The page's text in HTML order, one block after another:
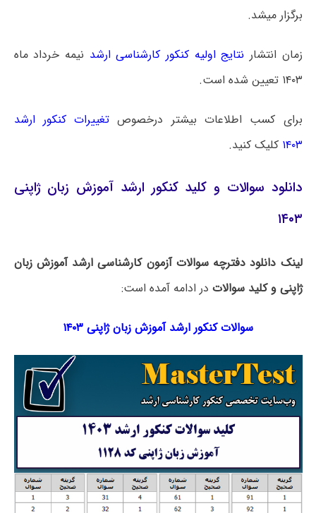
برگزار میشد.
زمان انتشار نتایج اولیه کنکور کارشناسی ارشد نیمه خرداد ماه
۱۴۰۳ تعیین شده است.
برای کسب اطلاعات بیشتر درخصوص تغییرات کنکور ارشد
۱۴۰۳ کلیک کنید.
دانلود سوالات و کلید کنکور ارشد آموزش زبان ژاپنی
۱۴۰۳
لینک دانلود دفترچه سوالات آزمون کارشناسی ارشد آموزش زبان
ژاپنی و کلید سوالات در ادامه آمده است:
سوالات کنکور ارشد آموزش زبان ژاپنی ۱۴۰۳